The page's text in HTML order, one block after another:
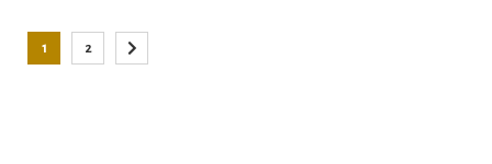
Está viendo la página
1
Página
2
Página
Siguiente